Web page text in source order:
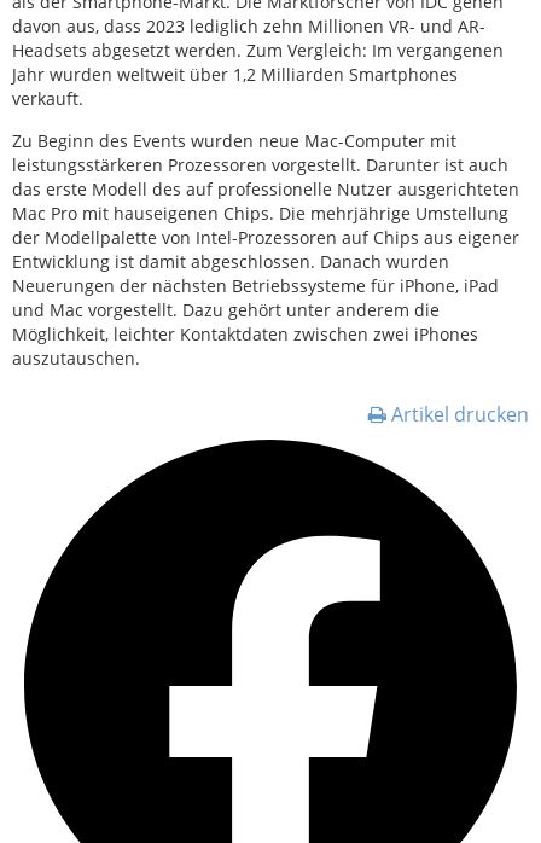
davon aus, dass 2023 lediglich zehn Millionen VR- und AR-
Headsets abgesetzt werden. Zum Vergleich: Im vergangenen
Jahr wurden weltweit über 1,2 Milliarden Smartphones
verkauft.
Zu Beginn des Events wurden neue Mac-Computer mit
leistungsstärkeren Prozessoren vorgestellt. Darunter ist auch
das erste Modell des auf professionelle Nutzer ausgerichteten
Mac Pro mit hauseigenen Chips. Die mehrjährige Umstellung
der Modellpalette von Intel-Prozessoren auf Chips aus eigener
Entwicklung ist damit abgeschlossen. Danach wurden
Neuerungen der nächsten Betriebssysteme für iPhone, iPad
und Mac vorgestellt. Dazu gehört unter anderem die
Möglichkeit, leichter Kontaktdaten zwischen zwei iPhones
auszutauschen.
Artikel drucken